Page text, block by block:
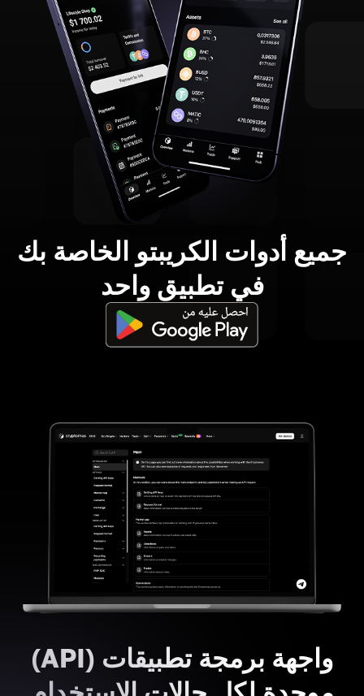
جميع أدوات الكريبتو الخاصة بك
في تطبيق واحد
واجهة برمجة تطبيقات (API)